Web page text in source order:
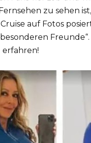
zu sehen
auf Fotos
erfahren!